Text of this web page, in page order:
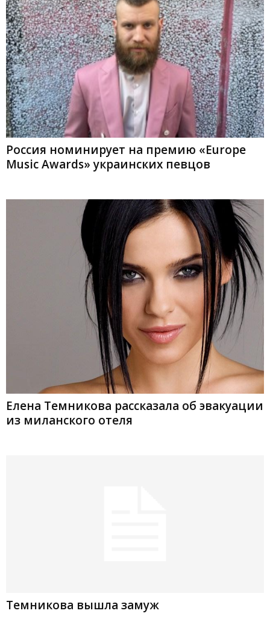
Россия номинирует на премию «Europe
Music Awards» украинских певцов
Елена Темникова рассказала об эвакуации
из миланского отеля
Темникова вышла замуж